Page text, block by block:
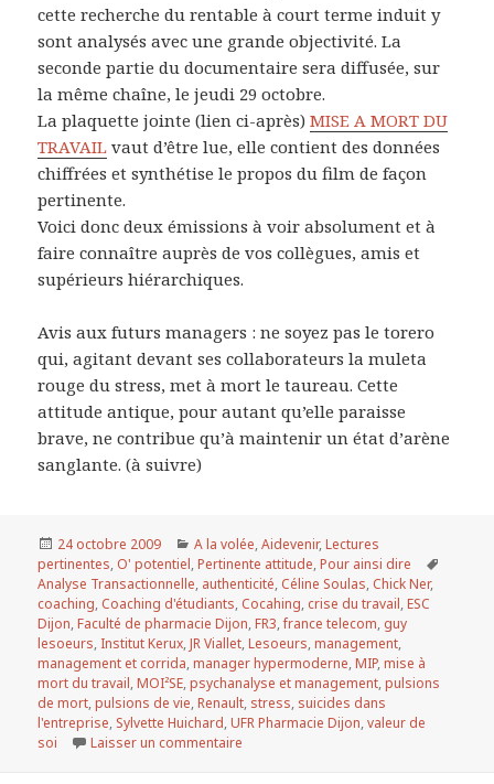
cette recherche du rentable à court terme induit y
sont analysés avec une grande objectivité. La
seconde partie du documentaire sera diffusée, sur
la même chaîne, le jeudi 29 octobre.
La plaquette jointe (lien ci-après)MISE A MORT DU
TRAVAIL vaut d’être lue, elle contient des données
chiffrées et synthétise le propos du film de façon
pertinente.
Voici donc deux émissions à voir absolument et à
faire connaître auprès de vos collègues, amis et
supérieurs hiérarchiques.
Avis aux futurs managers : ne soyez pas le torero
qui, agitant devant ses collaborateurs la muleta
rouge du stress, met à mort le taureau. Cette
attitude antique, pour autant qu’elle paraisse
brave, ne contribue qu’à maintenir un état d’arène
sanglante. (à suivre)
Publié
le
24 octobre 2009 Catégories
A la volée,Aidevenir,Lectures
pertinentes, O' potentiel,Pertinente attitude,Pour ainsi dire
Analyse Transactionnelle, authenticité, Céline Soulas, Chick Ner,
coaching, Coaching d'étudiants, Cocahing, crise du travail,ESC
Dijon,Faculté de pharmacie Dijon,FR3,france telecom, guy
lesoeurs, Institut Kerux,JR Viallet,Lesoeurs,management,
management et corrida,manager hypermoderne,MIP,mise à
mort du travail,MOI²SE,psychanalyse et management,pulsions
de mort,pulsions de vie,Renault, stress, suicides dans
l'entreprise, Sylvette Huichard,UFR Pharmacie Dijon,valeur de
soi
Laisser un commentaire